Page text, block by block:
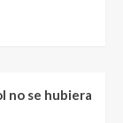
no se hubiera